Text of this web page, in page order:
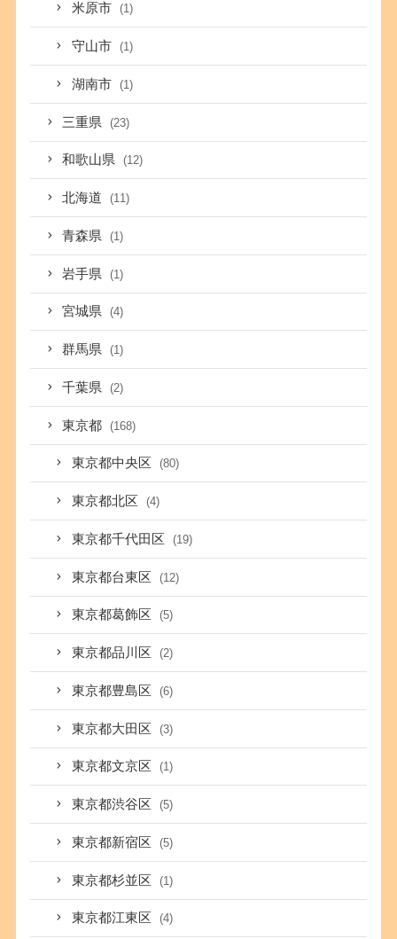
米原市 (1)
守山市 (1)
湖南市 (1)
三重県 (23)
和歌山県 (12)
北海道 (11)
青森県 (1)
岩手県 (1)
宮城県 (4)
群馬県 (1)
千葉県 (2)
東京都 (168)
東京都中央区 (80)
東京都北区 (4)
東京都千代田区 (19)
東京都台東区 (12)
東京都葛飾区 (5)
東京都品川区 (2)
東京都豊島区 (6)
東京都大田区 (3)
東京都文京区 (1)
東京都渋谷区 (5)
東京都新宿区 (5)
東京都杉並区 (1)
東京都江東区 (4)